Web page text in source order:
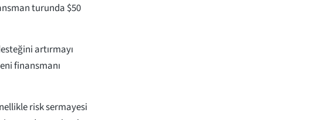
turunda $50
artırmayı
finansmanı
risk sermayesi